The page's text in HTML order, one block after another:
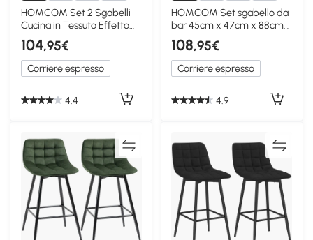
2+
HOMCOM Set 2 Sgabelli
Cucina in Tessuto Effetto
Velluto Marrone
104,95€
Corriere espresso
4.4
2+
HOMCOM Set sgabello da
bar 45cm x 47cm x 88cm
Grigio
108,95€
Corriere espresso
4.9